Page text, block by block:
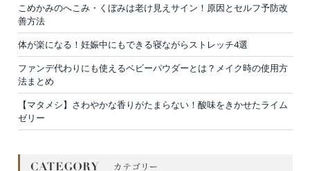
こめかみのへこみ・くぼみは老け見えサイン！原因とセルフ予防改
善方法
体が楽になる！妊娠中にもできる寝ながらストレッチ4選
ファンデ代わりにも使えるベビーパウダーとは？メイク時の使用方
法まとめ
【マタメシ】さわやかな香りがたまらない！酸味をきかせたライム
ゼリー